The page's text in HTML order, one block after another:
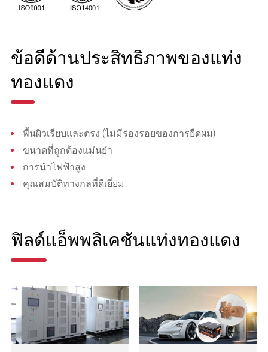
ข้อดีด้านประสิทธิภาพของแท่ง
ทองแดง
พื้นผิวเรียบและตรง (ไม่มีร่องรอยของการยืดผม)
ขนาดที่ถูกต้องแม่นยำ
การนำไฟฟ้าสูง
คุณสมบัติทางกลที่ดีเยี่ยม
ฟิลด์แอ็พพลิเคชันแท่งทองแดง